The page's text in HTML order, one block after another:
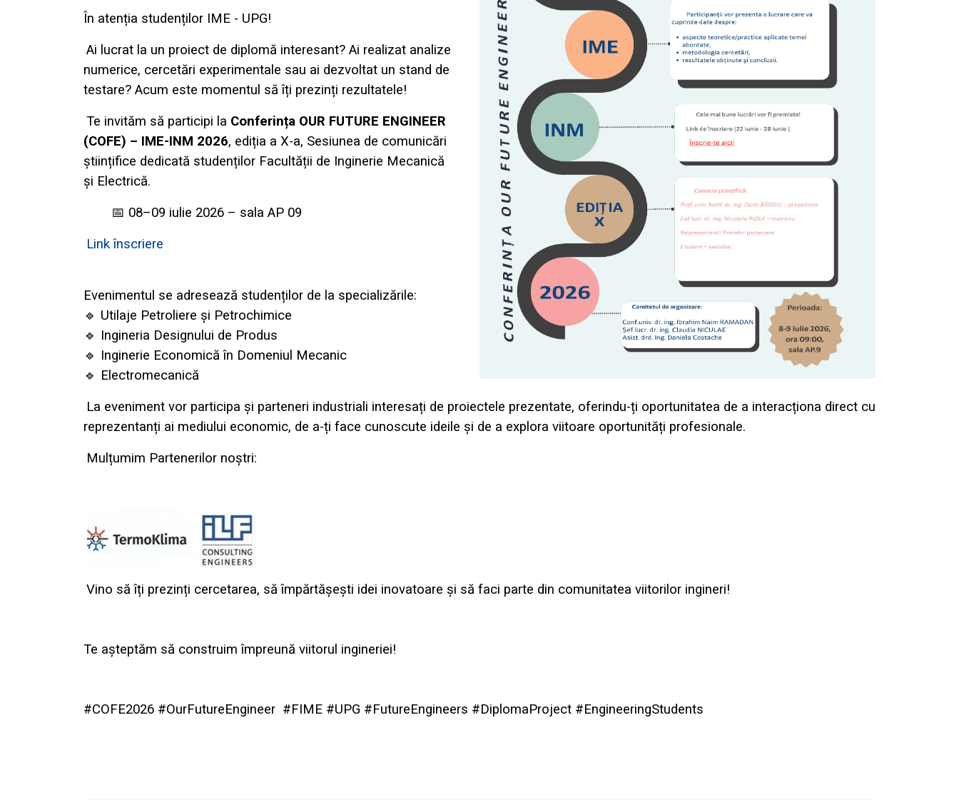
În atenția studenților IME - UPG!
Ai lucrat la un proiect de diplomă interesant? Ai realizat analize
numerice, cercetări experimentale sau ai dezvoltat un stand de
testare? Acum este momentul să îți prezinți rezultatele!
Te invităm să participi la Conferința OUR FUTURE ENGINEER
(COFE) – IME-INM 2026, ediția a X-a, Sesiunea de comunicări
științifice dedicată studenților Facultății de Inginerie Mecanică
și Electrică.
📅 08–09 iulie 2026 – sala AP 09
Link înscriere
Evenimentul se adresează studenților de la specializările:
🔹 Utilaje Petroliere și Petrochimice
🔹 Ingineria Designului de Produs
🔹 Inginerie Economică în Domeniul Mecanic
🔹 Electromecanică
La eveniment vor participa și parteneri industriali interesați de proiectele prezentate, oferindu-ți oportunitatea de a interacționa direct cu
reprezentanți ai mediului economic, de a-ți face cunoscute ideile și de a explora viitoare oportunități profesionale.
Mulțumim Partenerilor noștri:
Vino să îți prezinți cercetarea, să împărtășești idei inovatoare și să faci parte din comunitatea viitorilor ingineri!
Te așteptăm să construim împreună viitorul ingineriei!
#COFE2026 #OurFutureEngineer #FIME #UPG #FutureEngineers #DiplomaProject #EngineeringStudents